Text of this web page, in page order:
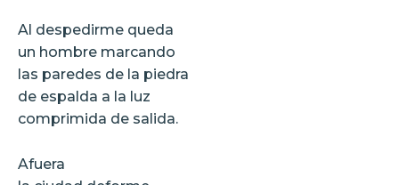
Al despedirme queda
un hombre marcando
las paredes de la piedra
de espalda a la luz
comprimida de salida.
Afuera